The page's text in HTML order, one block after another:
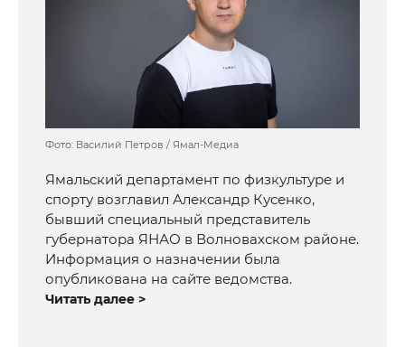
Фото: Василий Петров / Ямал-Медиа
Ямальский департамент по физкультуре и
спорту возглавил Александр Кусенко,
бывший специальный представитель
губернатора ЯНАО в Волновахском районе.
Информация о назначении была
опубликована на сайте ведомства.
Читать далее >